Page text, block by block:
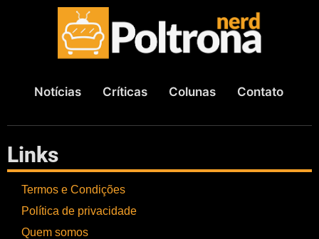
Notícias Críticas Colunas Contato
Links
Termos e Condições
Política de privacidade
Quem somos